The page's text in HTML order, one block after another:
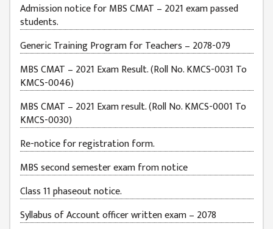
DOCUMENTS
NEWS &
EVENT
KMC
EVENT
CALENDAR
KMC
ACADEMIC
CALENDAR
CAREERS
COUNSELING
INTERNSHIP
Admission notice for MBS CMAT – 2021 exam passed
students.
Generic Training Program for Teachers – 2078-079
MBS CMAT – 2021 Exam Result. (Roll No. KMCS-0031 To
KMCS-0046)
MBS CMAT – 2021 Exam result. (Roll No. KMCS-0001 To
KMCS-0030)
Re-notice for registration form.
MBS second semester exam from notice
Class 11 phaseout notice.
Syllabus of Account officer written exam – 2078